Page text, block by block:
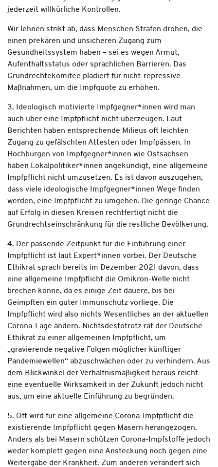
jederzeit willkürliche Kontrollen.
Wir lehnen strikt ab, dass Menschen Strafen drohen, die
einen prekären und unsicheren Zugang zum
Gesundheitssystem haben – sei es wegen Armut,
Aufenthaltsstatus oder sprachlichen Barrieren. Das
Grundrechtekomitee plädiert für nicht-repressive
Maßnahmen, um die Impfquote zu erhöhen.
3. Ideologisch motivierte Impfgegner*innen wird man
auch über eine Impfpflicht nicht überzeugen. Laut
Berichten haben entsprechende Milieus oft leichten
Zugang zu gefälschten Attesten oder Impfpässen. In
Hochburgen von Impfgegner*innen wie Ostsachsen
haben Lokalpolitiker*innen angekündigt, eine allgemeine
Impfpflicht nicht umzusetzen. Es ist davon auszugehen,
dass viele ideologische Impfgegner*innen Wege finden
werden, eine Impfpflicht zu umgehen. Die geringe Chance
auf Erfolg in diesen Kreisen rechtfertigt nicht die
Grundrechtseinschränkung für die restliche Bevölkerung.
4. Der passende Zeitpunkt für die Einführung einer
Impfpflicht ist laut Expert*innen vorbei. Der Deutsche
Ethikrat sprach bereits im Dezember 2021 davon, dass
eine allgemeine Impfpflicht die Omikron-Welle nicht
brechen könne, da es einige Zeit dauere, bis bei
Geimpften ein guter Immunschutz vorliege. Die
Impfpflicht wird also nichts Wesentliches an der aktuellen
Corona-Lage ändern. Nichtsdestotrotz rät der Deutsche
Ethikrat zu einer allgemeinen Impfpflicht, um
„gravierende negative Folgen möglicher künftiger
Pandemiewellen“ abzuschwächen oder zu verhindern. Aus
dem Blickwinkel der Verhältnismäßigkeit heraus reicht
eine eventuelle Wirksamkeit in der Zukunft jedoch nicht
aus, um eine aktuelle Einführung zu begründen.
5. Oft wird für eine allgemeine Corona-Impfpflicht die
existierende Impfpflicht gegen Masern herangezogen.
Anders als bei Masern schützen Corona-Impfstoffe jedoch
weder komplett gegen eine Ansteckung noch gegen eine
Weitergabe der Krankheit. Zum anderen verändert sich